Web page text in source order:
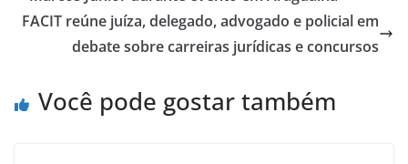
FACIT reúne juíza, delegado, advogado e policial em
debate sobre carreiras jurídicas e concursos
Você pode gostar também